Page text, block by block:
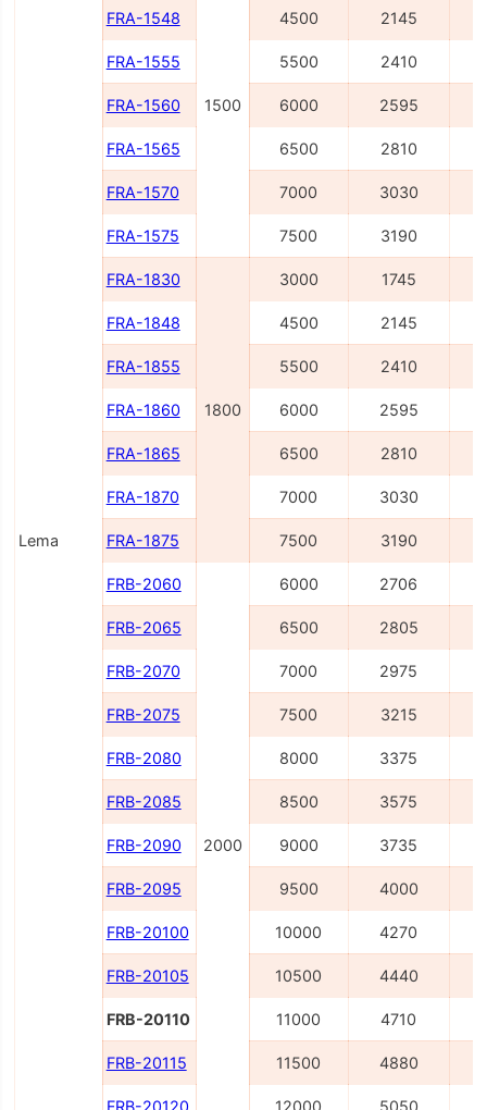
Lema
1500
FRA-1548 4500 2145
FRA-1555 5500 2410
FRA-1560 6000 2595
FRA-1565 6500 2810
FRA-1570 7000 3030
FRA-1575 7500 3190
FRA-1830
1800
3000 1745
FRA-1848 4500 2145
FRA-1855 5500 2410
FRA-1860 6000 2595
FRA-1865 6500 2810
FRA-1870 7000 3030
FRA-1875 7500 3190
FRB-2060
2000
6000 2706
FRB-2065 6500 2805
FRB-2070 7000 2975
FRB-2075 7500 3215
FRB-2080 8000 3375
FRB-2085 8500 3575
FRB-2090 9000 3735
FRB-2095 9500 4000
FRB-20100 10000 4270
FRB-20105 10500 4440
FRB-20110 11000 4710
FRB-20115 11500 4880
FRB-20120 12000 5050